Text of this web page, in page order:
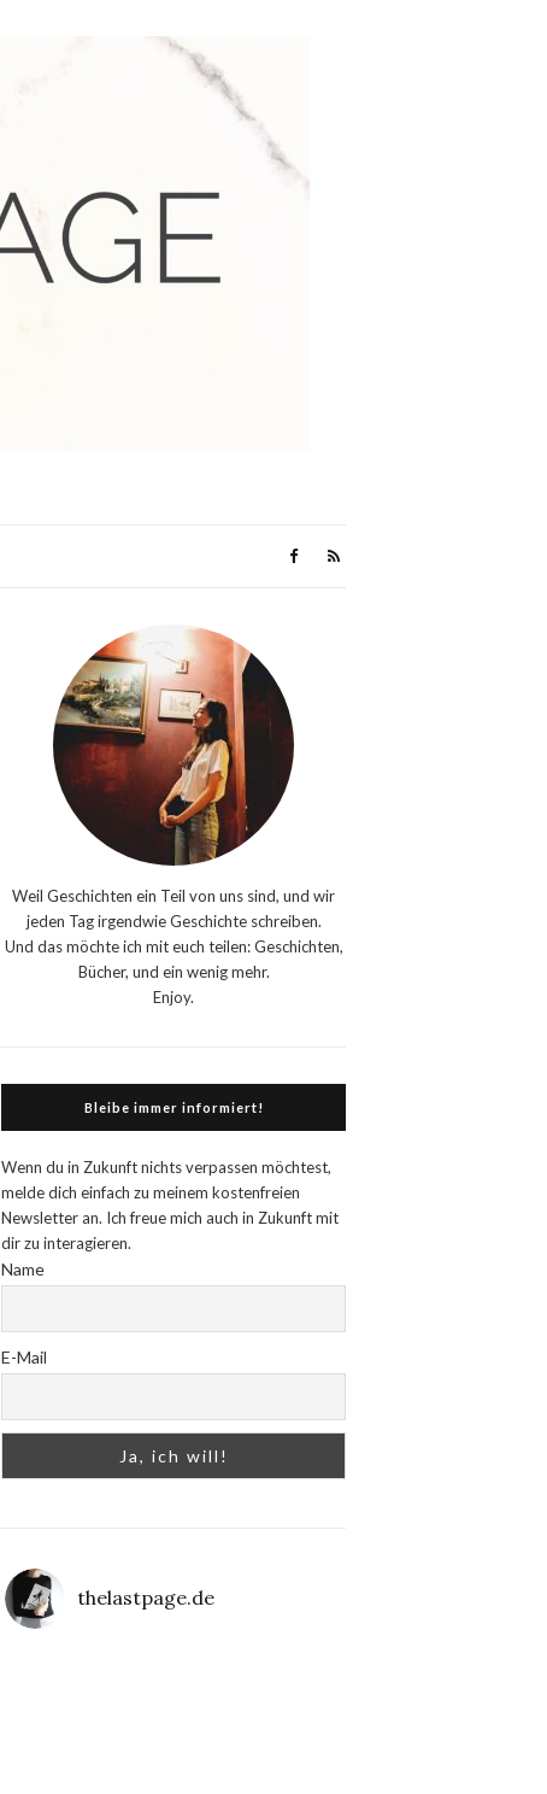
Weil Geschichten ein Teil von uns sind, und wir
jeden Tag irgendwie Geschichte schreiben.
Und das möchte ich mit euch teilen: Geschichten,
Bücher, und ein wenig mehr.
Enjoy.
Bleibe immer informiert!
Wenn du in Zukunft nichts verpassen möchtest,
melde dich einfach zu meinem kostenfreien
Newsletter an. Ich freue mich auch in Zukunft mit
dir zu interagieren.
Name
E-Mail
thelastpage.de